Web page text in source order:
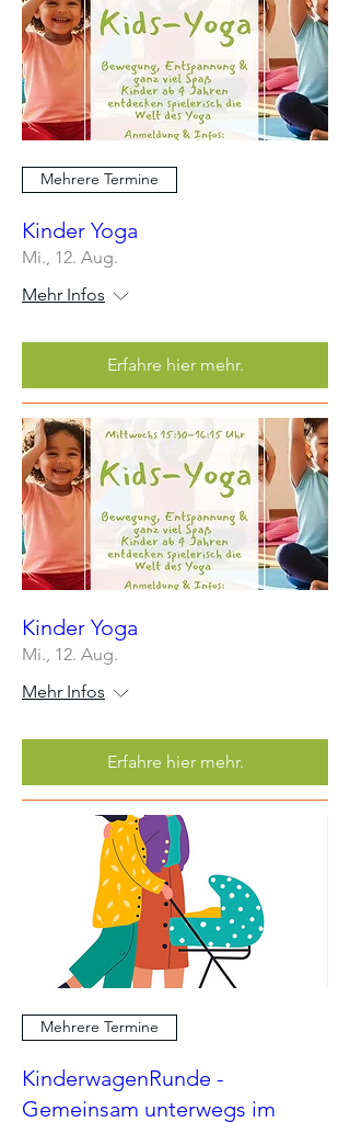
Mehrere Termine
Kinder Yoga
Mi., 12. Aug.
Mehr Infos
Erfahre hier mehr.
Kinder Yoga
Mi., 12. Aug.
Mehr Infos
Erfahre hier mehr.
Mehrere Termine
KinderwagenRunde -
Gemeinsam unterwegs im